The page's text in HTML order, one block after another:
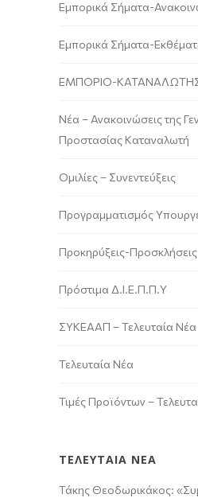
Εμπορικά Σήματα-
Εμπορικά Σήματα-
ΕΜΠΟΡΙΟ-
Νέα – Ανακοινώσεις της
Προστασίας Καταναλωτή
Ομιλίες – Συνεντεύξεις
Προγραμματισμός
Προκηρύξεις-Προσκλήσεις
Πρόστιμα Δ.Ι.Ε.Π.Π.Υ
ΣΥΚΕΑΑΠ – Τελευταία Νέα
Τελευταία Νέα
Τιμές Προϊόντων –
ΤΕΛΕΥΤΑΙΑ ΝΕΑ
Τάκης Θεοδωρικάκος: